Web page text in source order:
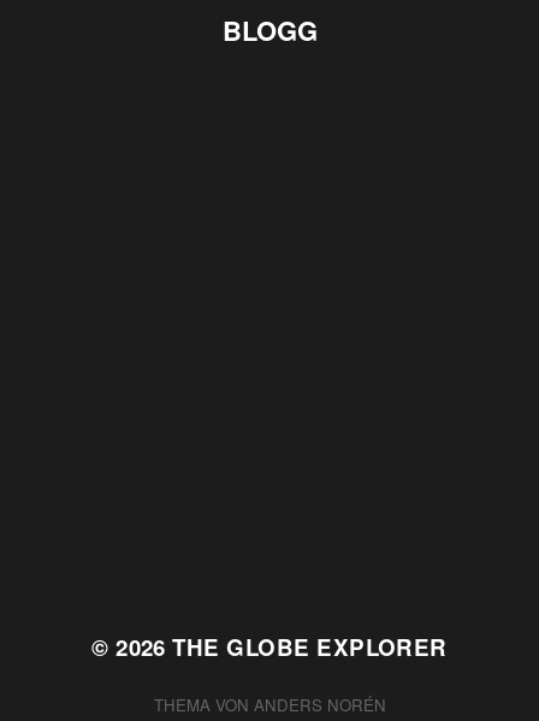
BLOGG
© 2026THE GLOBE EXPLORER
THEMA VON ANDERS NORÉN